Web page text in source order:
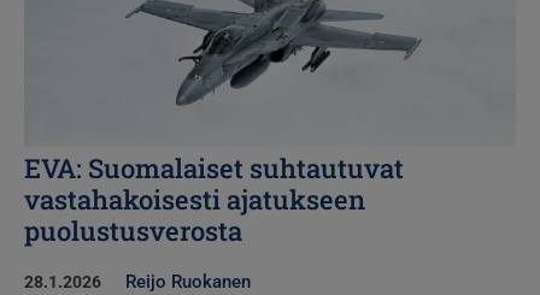
EVA: Suomalaiset suhtautuvat
vastahakoisesti ajatukseen
puolustusverosta
28.1.2026 Reijo Ruokanen